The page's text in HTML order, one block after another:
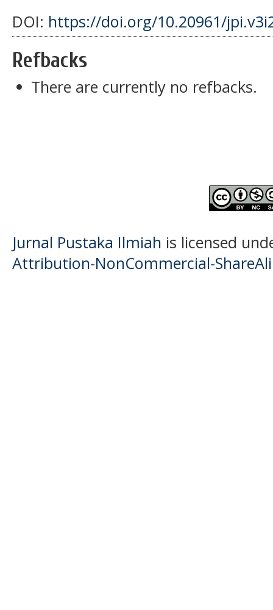
DOI: https://doi.org/10.20961/
Refbacks
There are currently no refbacks.
Jurnal Pustaka Ilmiah is licensed
Attribution-NonCommercial-